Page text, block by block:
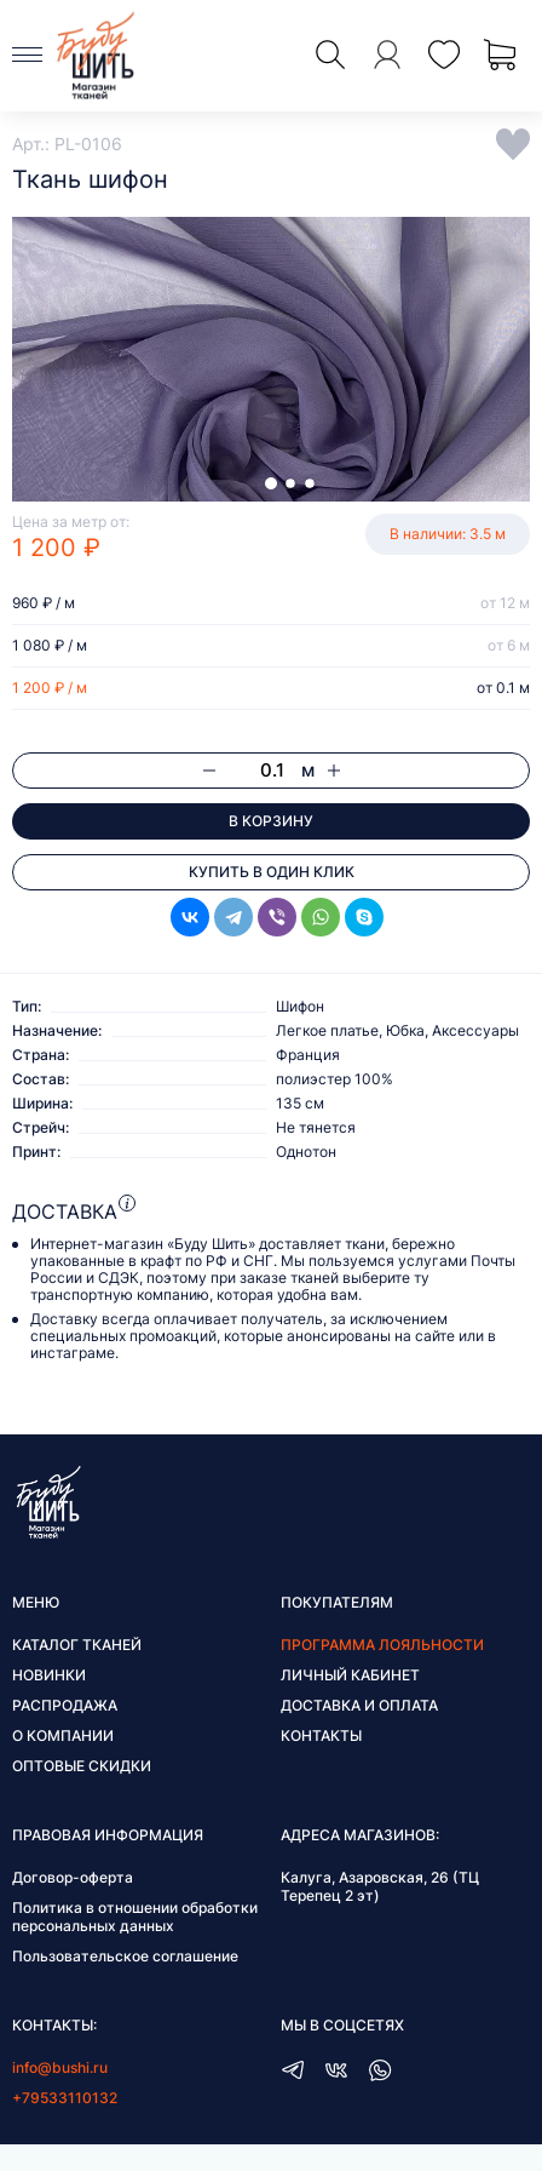
Арт.: PL-0106
Ткань шифон
Цена за метр от:
1 200 ₽ В наличии: 3.5 м
1 200 ₽ / м от 0.1 м
1 080 ₽ / м от 6 м
960 ₽ / м от 12 м
м
В КОРЗИНУ
КУПИТЬ В ОДИН КЛИК
Тип:
Шифон
Назначение:
Легкое платье, Юбка, Аксессуары
Страна:
Франция
Состав:
полиэстер 100%
Ширина:
135 см
Стрейч:
Не тянется
Принт:
Однотон
ДОСТАВКА
Интернет-магазин «Буду Шить» доставляет ткани, бережно
упакованные в крафт по РФ и СНГ. Мы пользуемся услугами Почты
России и СДЭК, поэтому при заказе тканей выберите ту
транспортную компанию, которая удобна вам.
Доставку всегда оплачивает получатель, за исключением
специальных промоакций, которые анонсированы на сайте или в
инстаграме.
МЕНЮ
КАТАЛОГ ТКАНЕЙ
НОВИНКИ
РАСПРОДАЖА
О КОМПАНИИ
ОПТОВЫЕ СКИДКИ
ПОКУПАТЕЛЯМ
ПРОГРАММА ЛОЯЛЬНОСТИ
ЛИЧНЫЙ КАБИНЕТ
ДОСТАВКА И ОПЛАТА
КОНТАКТЫ
ПРАВОВАЯ ИНФОРМАЦИЯ
Договор-оферта
Политика в отношении обработки
персональных данных
Пользовательское соглашение
АДРЕСА МАГАЗИНОВ:
Калуга, Азаровская, 26 (ТЦ
Терепец 2 эт)
КОНТАКТЫ:
info@bushi.ru
+79533110132
МЫ В СОЦСЕТЯХ